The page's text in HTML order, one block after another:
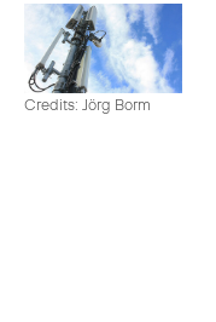
Credits: Jörg Borm